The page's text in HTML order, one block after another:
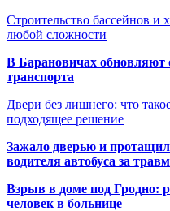
Строительство бассейнов и
любой сложности
В Барановичах обновляют
транспорта
Двери без лишнего: что
подходящее решение
Зажало дверью и
водителя автобуса за
Взрыв в доме под Гродно:
человек в больнице